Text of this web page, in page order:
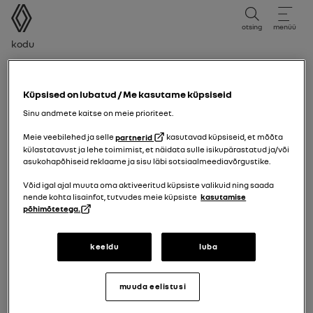
kasutusjuhend
otsing menüü
Leivakruvi
Kodu
Küpsised on lubatud / Me kasutame küpsiseid
Sinu andmete kaitse on meie prioriteet.
Meie veebilehed ja sellepartnerid
kasutavad küpsiseid, et mõõta
külastatavust ja lehe toimimist, et näidata sulle isikupärastatud ja/või
asukohapõhiseid reklaame ja sisu läbi sotsiaalmeediavõrgustike.
Võid igal ajal muuta oma aktiveeritud küpsiste valikuid ning saada
nende kohta lisainfot, tutvudes meie küpsiste kasutamise
põhimõtetega.
keeldu luba
muuda eelistusi